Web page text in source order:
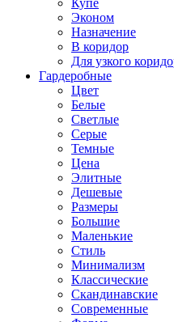
Купе
Эконом
Назначение
В коридор
Для узкого
Гардеробные
Цвет
Белые
Светлые
Серые
Темные
Цена
Элитные
Дешевые
Размеры
Большие
Маленькие
Стиль
Минимализм
Классические
Скандинавские
Современные